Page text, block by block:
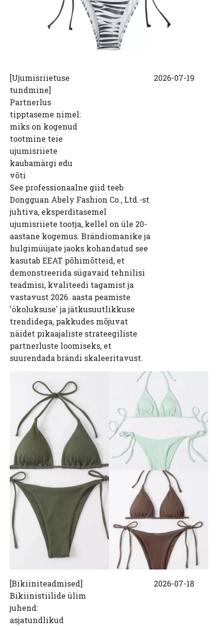
[Ujumisriietuse
tundmine]
Partnerlus
tipptaseme nimel:
miks on kogenud
tootmine teie
ujumisriiete
kaubamärgi edu
võti
See professionaalne giid teeb
Dongguan Abely Fashion Co., Ltd.-st
juhtiva, eksperditasemel
ujumisriiete tootja, kellel on üle 20-
aastane kogemus. Brändiomanike ja
hulgimüüjate jaoks kohandatud see
kasutab EEAT põhimõtteid, et
demonstreerida sügavaid tehnilisi
teadmisi, kvaliteedi tagamist ja
vastavust 2026. aasta peamiste
'ökoluksuse' ja jätkusuutlikkuse
trendidega, pakkudes mõjuvat
näidet pikaajaliste strateegiliste
partnerluste loomiseks, et
suurendada brändi skaleeritavust.
2026-07-19
[Bikiiniteadmised]
Bikiinistiilide ülim
juhend:
asjatundlikud
2026-07-18